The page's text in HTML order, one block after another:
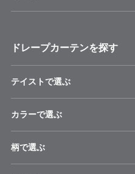
ドレープカーテンを探す
テイストで選ぶ
カラーで選ぶ
柄で選ぶ